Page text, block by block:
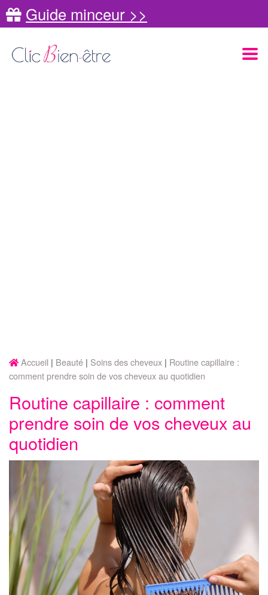
Guide minceur >>
Accueil Beauté Soins des cheveux
Routine capillaire :
comment prendre soin de vos cheveux au quotidien
Routine capillaire : comment
prendre soin de vos cheveux au
quotidien